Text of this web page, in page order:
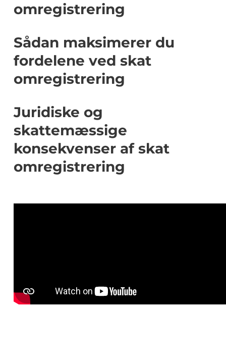
omregistrering
Sådan maksimerer du
fordelene ved skat
omregistrering
Juridiske og
skattemæssige
konsekvenser af skat
omregistrering